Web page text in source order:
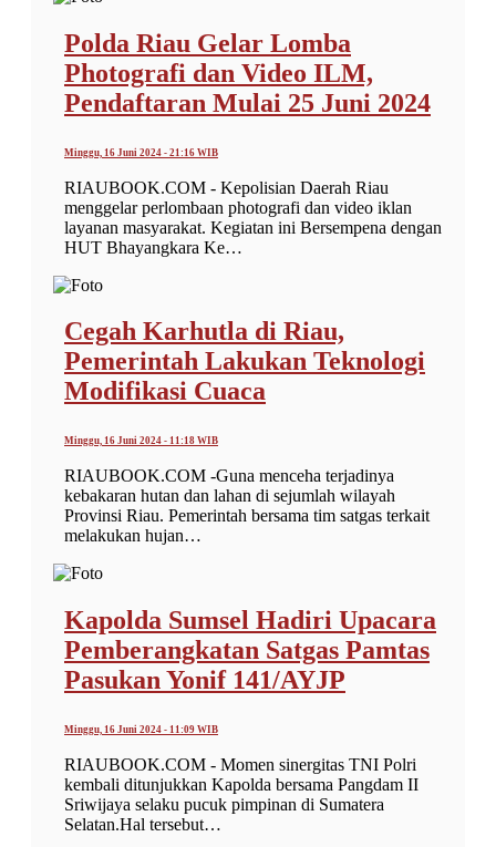
Polda Riau Gelar Lomba
Photografi dan Video ILM,
Pendaftaran Mulai 25 Juni 2024
Minggu, 16 Juni 2024 - 21:16 WIB
RIAUBOOK.COM - Kepolisian Daerah Riau
menggelar perlombaan photografi dan video iklan
layanan masyarakat. Kegiatan ini Bersempena dengan
HUT Bhayangkara Ke…
Cegah Karhutla di Riau,
Pemerintah Lakukan Teknologi
Modifikasi Cuaca
Minggu, 16 Juni 2024 - 11:18 WIB
RIAUBOOK.COM -Guna menceha terjadinya
kebakaran hutan dan lahan di sejumlah wilayah
Provinsi Riau. Pemerintah bersama tim satgas terkait
melakukan hujan…
Kapolda Sumsel Hadiri Upacara
Pemberangkatan Satgas Pamtas
Pasukan Yonif 141/AYJP
Minggu, 16 Juni 2024 - 11:09 WIB
RIAUBOOK.COM - Momen sinergitas TNI Polri
kembali ditunjukkan Kapolda bersama Pangdam II
Sriwijaya selaku pucuk pimpinan di Sumatera
Selatan.Hal tersebut…